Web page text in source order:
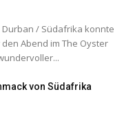
Durban / Südafrika konnte
Abend im The Oyster
von Südafrika